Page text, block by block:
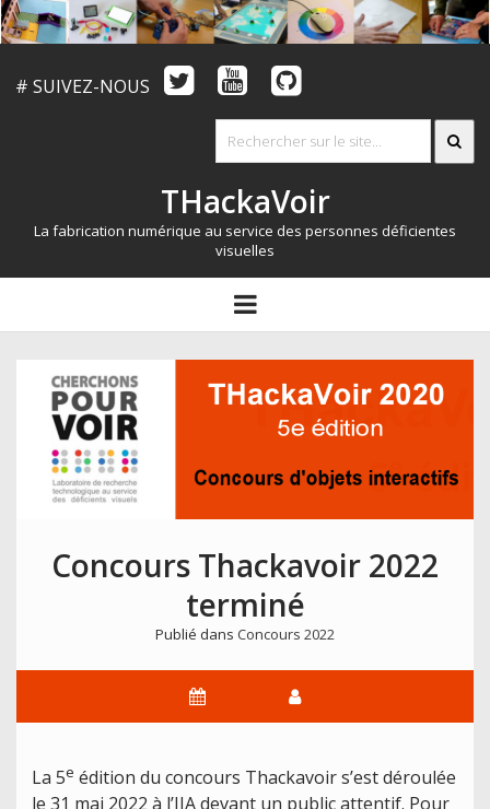
# SUIVEZ-NOUS
THackaVoir
La fabrication numérique au service des personnes déficientes
visuelles
ARTICLES
LE CONCOURS
RESSOURCES
open
menu
Concours Thackavoir 2022
terminé
Publié dans Concours 2022
La 5e édition du concours Thackavoir s’est déroulée
le 31 mai 2022 à l’IJA devant un public attentif. Pour